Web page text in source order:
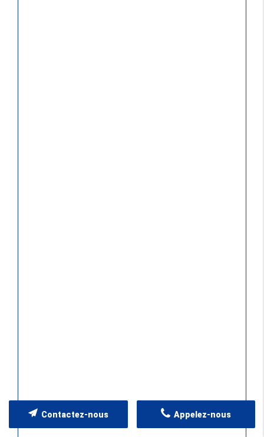
Appelez-nous
Contactez-nous